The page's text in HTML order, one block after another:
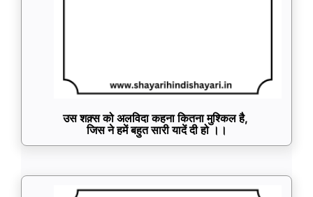
उस शक़्स को अलविदा कहना कितना मुश्किल है,
जिस ने हमें बहुत सारी यादें दी हो ।।